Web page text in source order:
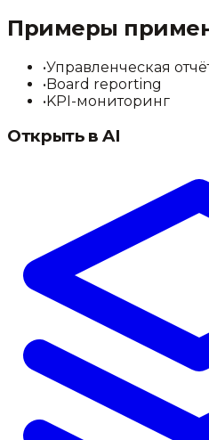
Примеры
•Управленческая
• Board reporting
• KPI-мониторинг
Открыть в AI